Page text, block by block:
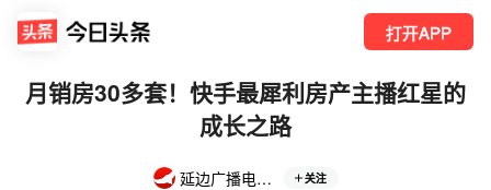
打开APP
月销房30多套！快手最犀利房产主播红星的
成长之路
延边广播电视台 关注